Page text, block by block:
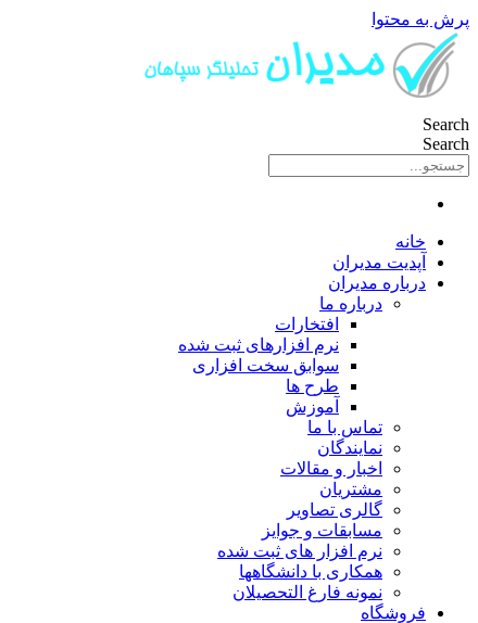
پرش به محتوا
Search
Search
خانه
آپدیت مدیران
درباره مدیران
درباره ما
افتخارات
نرم افزارهای ثبت شده
سوابق سخت افزاری
طرح ها
آموزش
تماس با ما
نمایندگان
اخبار و مقالات
مشتریان
گالری تصاویر
مسابقات و جوایز
نرم افزار های ثبت شده
همکاری با دانشگاهها
نمونه فارغ التحصیلان
فروشگاه